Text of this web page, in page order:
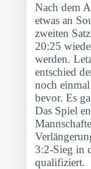
Nach dem
etwas an
zweiten
20:25
werden.
entschied
noch
bevor. Es
Das Spiel
3:2-Sieg in
qualifiziert.